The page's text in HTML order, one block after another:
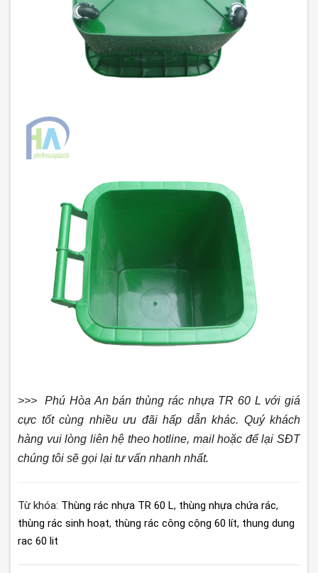
>>> Phú Hòa An bán thùng rác nhựa TR 60 L với giá
cực tốt cùng nhiều ưu đãi hấp dẫn khác. Quý khách
hàng vui lòng liên hệ theo hotline, mail hoặc để lại SĐT
chúng tôi sẽ gọi lại tư vấn nhanh nhất.
Từ khóa: Thùng rác nhựa TR 60 L, thùng nhựa chứa rác,
thùng rác sinh hoạt, thùng rác công cộng 60 lít, thung dung
rac 60 lit